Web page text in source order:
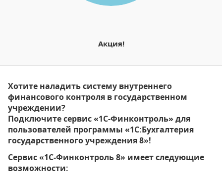
Акция!
Хотите наладить систему внутреннего
финансового контроля в государственном
учреждении?
Подключите сервис «1С-Финконтроль» для
пользователей программы «1С:Бухгалтерия
государственного учреждения 8»!
Сервис «1С-Финконтроль 8» имеет следующие
возможности: